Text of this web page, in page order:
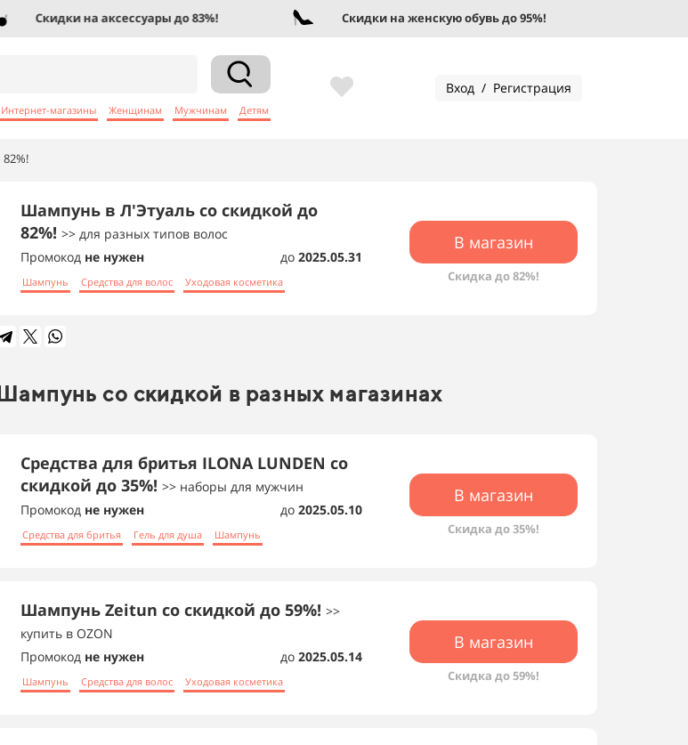
Скидки на аксессуары до 83%! Скидки на женскую обувь до 95%!
Интернет-магазины Женщинам Мужчинам Детям
Вход / Регистрация
Шампунь в Л'Этуаль со скидкой до
82%! >> для разных типов волос
Промокод не нужен до 2025.05.31
Шампунь Средства для волос Уходовая косметика
В магазин
Скидка до 82%!
со скидкой в разных магазинах
Средства для бритья ILONA LUNDEN со
скидкой до 35%! >> наборы для мужчин
Промокод не нужен до 2025.05.10
Средства для бритья Гель для душа Шампунь
В магазин
Скидка до 35%!
Шампунь Zeitun со скидкой до 59%! >>
купить в OZON
Промокод не нужен до 2025.05.14
Шампунь Средства для волос Уходовая косметика
В магазин
Скидка до 59%!